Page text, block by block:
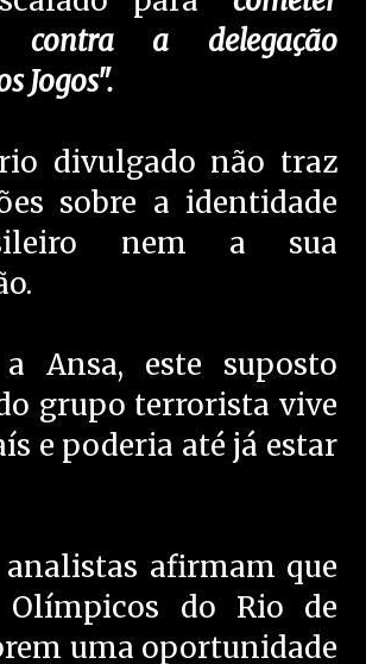
contra a delegação
Jogos".
divulgado não traz
sobre a identidade
nem a sua
a Ansa, este suposto
grupo terrorista vive
e poderia até já estar
analistas afirmam que
Olímpicos do Rio de
uma oportunidade